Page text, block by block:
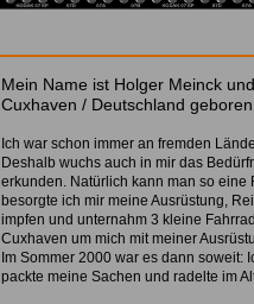
Mein Name ist Holger Meinck
Cuxhaven / Deutschland geboren.
Ich war schon immer an fremden
Deshalb wuchs auch in mir das
erkunden. Natürlich kann man so eine
besorgte ich mir meine Ausrüstung,
impfen und unternahm 3 kleine
Cuxhaven um mich mit meiner
Im Sommer 2000 war es dann soweit:
packte meine Sachen und radelte im